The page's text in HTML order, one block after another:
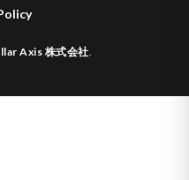
Axis 株式会社.